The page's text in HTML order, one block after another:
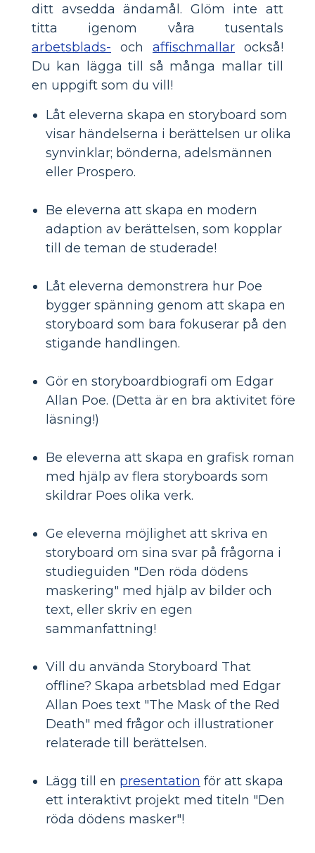
ditt avsedda ändamål. Glöm inte att
titta igenom våra tusentals
arbetsblads- och affischmallar också!
Du kan lägga till så många mallar till
en uppgift som du vill!
Låt eleverna skapa en storyboard som
visar händelserna i berättelsen ur olika
synvinklar; bönderna, adelsmännen
eller Prospero.
Be eleverna att skapa en modern
adaption av berättelsen, som kopplar
till de teman de studerade!
Låt eleverna demonstrera hur Poe
bygger spänning genom att skapa en
storyboard som bara fokuserar på den
stigande handlingen.
Gör en storyboardbiografi om Edgar
Allan Poe. (Detta är en bra aktivitet före
läsning!)
Be eleverna att skapa en grafisk roman
med hjälp av flera storyboards som
skildrar Poes olika verk.
Ge eleverna möjlighet att skriva en
storyboard om sina svar på frågorna i
studieguiden "Den röda dödens
maskering" med hjälp av bilder och
text, eller skriv en egen
sammanfattning!
Vill du använda Storyboard That
offline? Skapa arbetsblad med Edgar
Allan Poes text "The Mask of the Red
Death" med frågor och illustrationer
relaterade till berättelsen.
Lägg till en presentation för att skapa
ett interaktivt projekt med titeln "Den
röda dödens masker"!